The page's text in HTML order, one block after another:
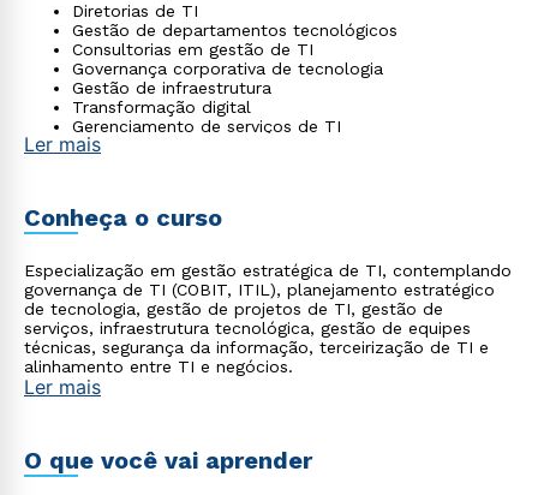
Diretorias de TI
Gestão de departamentos tecnológicos
Consultorias em gestão de TI
Governança corporativa de tecnologia
Gestão de infraestrutura
Transformação digital
Gerenciamento de serviços de TI
Ler mais
Conheça o curso
Especialização em gestão estratégica de TI, contemplando
governança de TI (COBIT, ITIL), planejamento estratégico
de tecnologia, gestão de projetos de TI, gestão de
serviços, infraestrutura tecnológica, gestão de equipes
técnicas, segurança da informação, terceirização de TI e
alinhamento entre TI e negócios.
Ler mais
O que você vai aprender